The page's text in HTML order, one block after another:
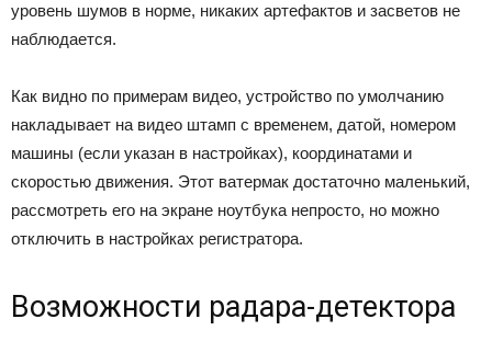
уровень шумов в норме, никаких артефактов и засветов не
наблюдается.
Как видно по примерам видео, устройство по умолчанию
накладывает на видео штамп с временем, датой, номером
машины (если указан в настройках), координатами и
скоростью движения. Этот ватермак достаточно маленький,
рассмотреть его на экране ноутбука непросто, но можно
отключить в настройках регистратора.
Возможности радара-детектора